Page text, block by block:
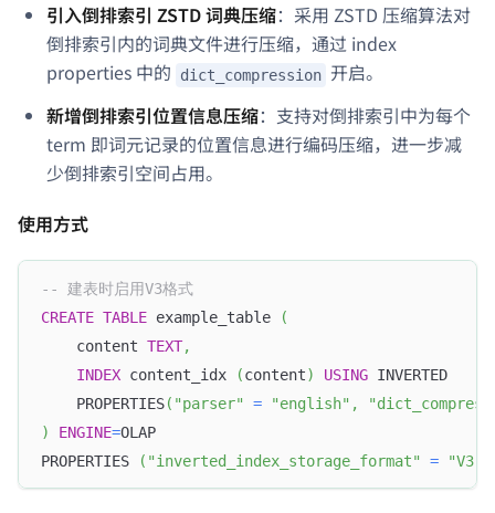
引入倒排索引 ZSTD 词典压缩：采用 ZSTD 压缩算法对
倒排索引内的词典文件进行压缩，通过 index
properties 中的
dict_compression 开启。
新增倒排索引位置信息压缩：支持对倒排索引中为每个
term 即词元记录的位置信息进行编码压缩，进一步减
少倒排索引空间占用。
使用方式
-- 建表时启用V3格式
CREATE TABLE example_table
(
    content
TEXT,
INDEX content_idx (content) USING INVERTED
    PROPERTIES
( "parser" = "english" ,
)
ENGINE=OLAP
PROPERTIES
( "inverted_index_storage_format" = "V3"